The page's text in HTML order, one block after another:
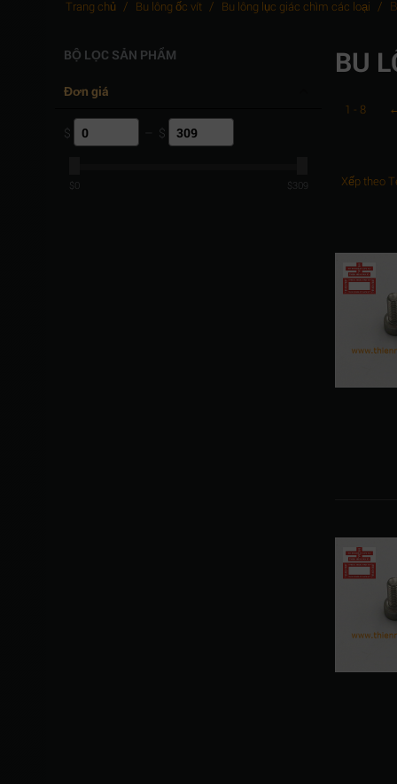
Trang chủ / Bu lông ốc vít / Bu lông lục giác chìm các loại /
BỘ LỌC SẢN PHẨM
Đơn giá
$ $
$0 $ 309
BU
1 - 8
Xếp theo